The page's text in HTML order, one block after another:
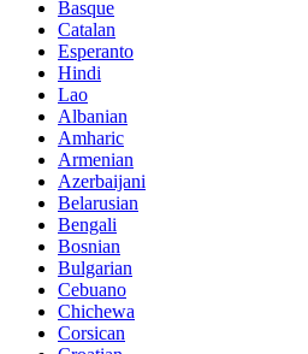
Basque
Catalan
Esperanto
Hindi
Lao
Albanian
Amharic
Armenian
Azerbaijani
Belarusian
Bengali
Bosnian
Bulgarian
Cebuano
Chichewa
Corsican